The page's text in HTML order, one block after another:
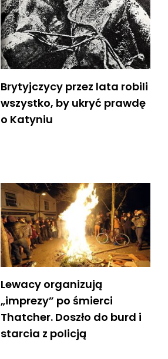
Brytyjczycy przez lata robili
wszystko, by ukryć prawdę
o Katyniu
Lewacy organizują
„imprezy” po śmierci
Thatcher. Doszło do burd i
starcia z policją